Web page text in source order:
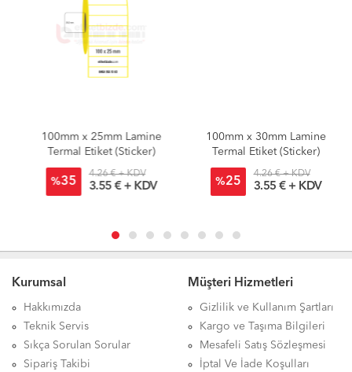
100mm x 25mm Lamine
Termal Etiket (Sticker)
%35
4.26 € + KDV
3.55 € + KDV
100mm x 30mm Lamine
Termal Etiket (Sticker)
%25
4.26 € + KDV
3.55 € + KDV
Kurumsal
Hakkımızda
Teknik Servis
Sıkça Sorulan Sorular
Sipariş Takibi
Müşteri Hizmetleri
Gizlilik ve Kullanım Şartları
Kargo ve Taşıma Bilgileri
Mesafeli Satış Sözleşmesi
İptal Ve İade Koşulları